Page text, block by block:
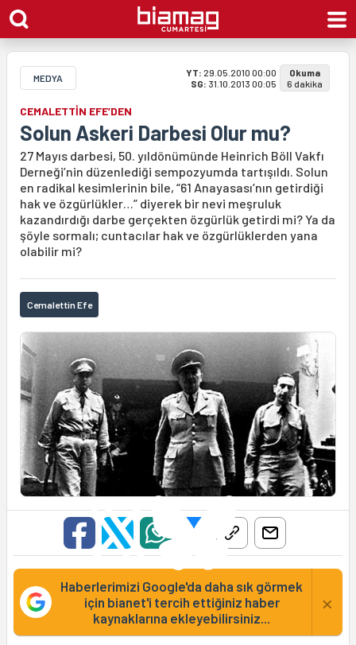
MEDYA YT: 29.05.2010 00:00
SG: 31.10.2013 00:05
Okuma
6 dakika
CEMALETTİN EFE’DEN
Solun Askeri Darbesi Olur mu?
27 Mayıs darbesi, 50. yıldönümünde Heinrich Böll Vakfı
Derneği’nin düzenlediği sempozyumda tartışıldı. Solun
en radikal kesimlerinin bile, “61 Anayasası’nın getirdiği
hak ve özgürlükler…” diyerek bir nevi meşruluk
kazandırdığı darbe gerçekten özgürlük getirdi mi? Ya da
şöyle sormalı; cuntacılar hak ve özgürlüklerden yana
olabilir mi?
Cemalettin Efe
Haberlerimizi Google'da daha sık görmek
için bianet'i tercih ettiğiniz haber
kaynaklarına ekleyebilirsiniz...
×